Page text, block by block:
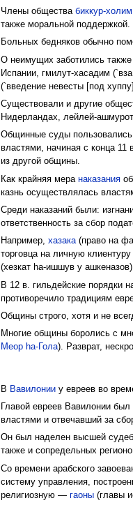
Члены обществабиккур-холим
также моральной поддержкой.
Больных бедняков обычно
О неимущих заботились
Испании, гмилут-хасадим
(`введение невесты [под
Существовали и другие
Нидерландах, лейлей-
Общинные суды
властями, начиная с конца
из другой общины.
Как крайняя меранаказания
казнь осуществлялась
Среди наказаний были:
ответственность за сбор
Например,хазака(право на
торговца на личную
(хезкат hа-ишшув у
В 12 в. гильдейские порядки
противоречило традициям
Общины строго, хотя и не
Многие общины боролись с
Меор hа-Гола). Разврат,
В Вавилонии у евреев во
Главой евреев Вавилонии был
властями и отвечавший за
Он был наделен высшей
также и сопредельных
Со времени арабского
систему управления,
религиозную —гаоны (главы